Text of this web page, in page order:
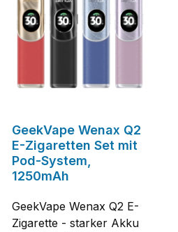
GeekVape Wenax Q2
E-Zigaretten Set mit
Pod-System,
1250mAh
GeekVape Wenax Q2 E-
Zigarette - starker Akku